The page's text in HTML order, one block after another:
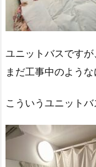
ユニットバスですが
まだ工事中のような
こういうユニット